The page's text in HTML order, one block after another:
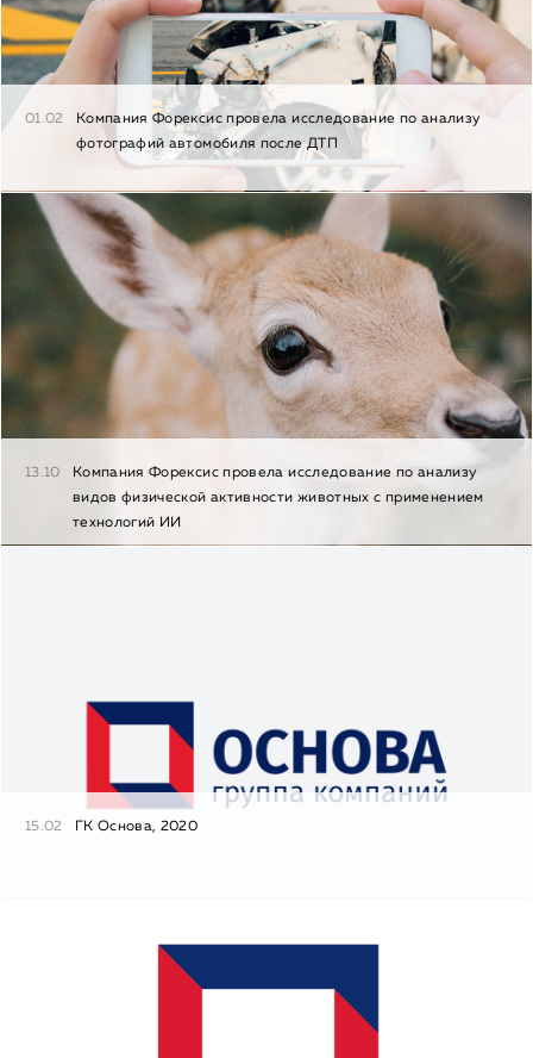
01.02
Компания Форексис провела исследование по анализу
фотографий автомобиля после ДТП
13.10
Компания Форексис провела исследование по анализу
видов физической активности животных с применением
технологий ИИ
15.02 ГК Основа, 2020